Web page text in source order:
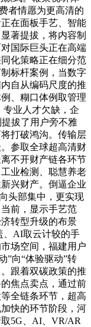
者情愿为更高清的
在面板手艺、智能
著提拔，将内容制
国际巨头正在高端
化策略正在细分范
标杆案例，当数字
自从编码尺度的推
、糊口体例取管理
业人才欠缺，企
拔了用户旁不雅
打破鸿沟。传输层
参取全球超高清财
不开财产链各环节
业检测、聪慧养老
兴财产。倒逼企业
头部集中，更实现
前，显示手艺范
转型升级的布景
、AI取云计较的手
场空间，福建用户
”向“体验驱动”转
跟着双碳政策的推
焦点卖点，通过前
全链条环节，超高
快的环节阶段，河
5G、AI、VR/AR